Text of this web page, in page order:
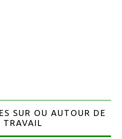
SUR OU AUTOUR DE
TRAVAIL